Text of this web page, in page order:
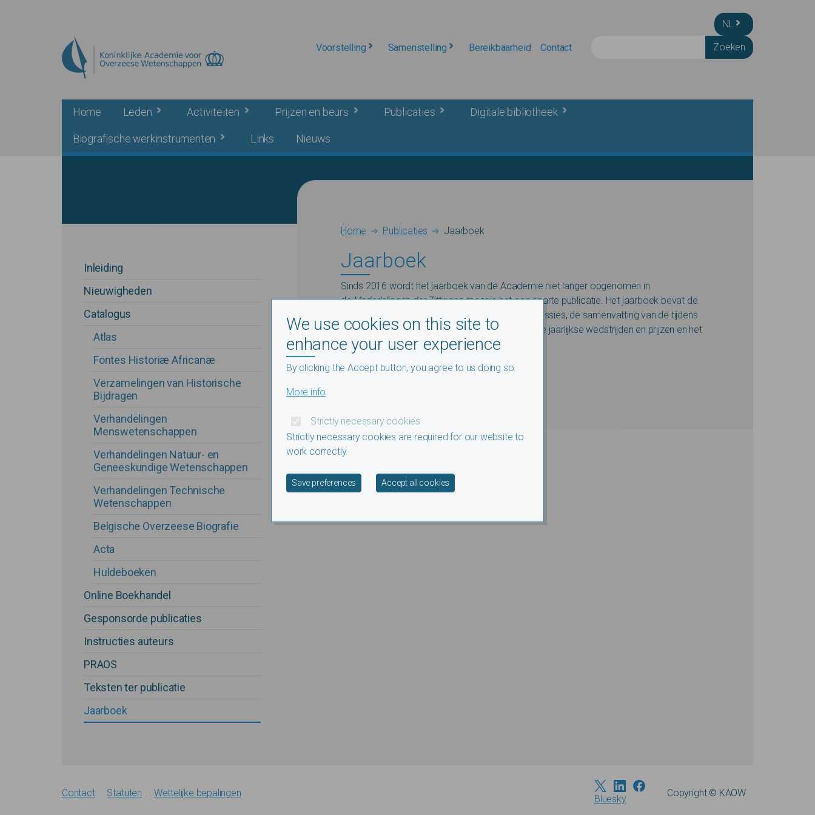
NL
Voorstelling Samenstelling Bereikbaarheid Contact
Home Leden Activiteiten Prijzen en beurs Publicaties Digitale bibliotheek
Biografische werkinstrumenten Links Nieuws
Main navigation
Inleiding
Nieuwigheden
Catalogus
Atlas
Fontes Historiæ Africanæ
Verzamelingen van Historische
Bijdragen
Verhandelingen
Menswetenschappen
Verhandelingen Natuur- en
Geneeskundige Wetenschappen
Verhandelingen Technische
Wetenschappen
Belgische Overzeese Biografie
Acta
Huldeboeken
Online Boekhandel
Gesponsorde publicaties
Instructies auteurs
PRAOS
Teksten ter publicatie
Jaarboek
Breadcrumb
Home Publicaties Jaarboek
Jaarboek
Sinds 2016 wordt het jaarboek van de Academie niet langer opgenomen in
deMededelingen der Zittingenmaar is het een aparte publicatie. Het jaarboek bevat de
lijst van de leden, de samenstelling van de commissies, de samenvatting van de tijdens
het jaar gehouden voordrachten, de regels van de jaarlijkse wedstrijden en prijzen en het
verslag van de activiteiten van het afgelopen jaar.
Het laatste jaarboek verscheen in oktober.
Footer
Contact Statuten Wettelijke bepalingen
Bluesky
Copyright © KAOW
We use cookies on this site to
enhance your user experience
By clicking the Accept button, you agree to us doing so.
More info
Strictly necessary cookies
Strictly necessary cookies are required for our website to
work correctly.
Save preferences Accept all cookies